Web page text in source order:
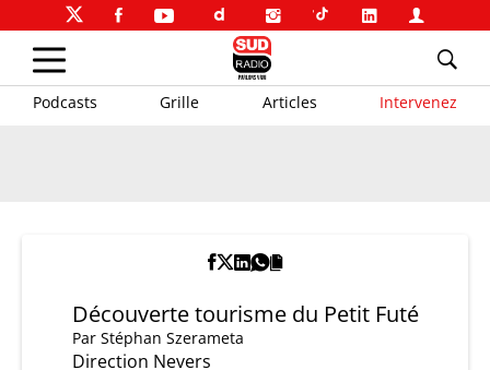
Podcasts Grille Articles Intervenez
Découverte tourisme du Petit Futé
Par Stéphan Szerameta
Direction Nevers